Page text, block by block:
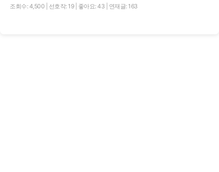
조회수: 4,500 선호작: 19 좋아요: 43 연재글: 163